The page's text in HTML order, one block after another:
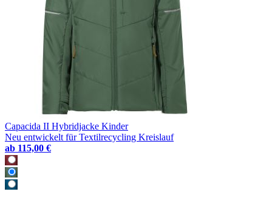
Capacida II Hybridjacke Kinder
Neu entwickelt für Textilrecycling Kreislauf
ab 115,00 €